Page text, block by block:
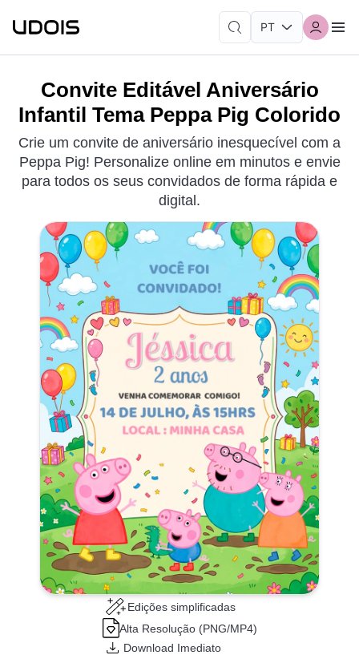
Convite Editável Aniversário
Infantil Tema Peppa Pig Colorido
Crie um convite de aniversário inesquecível com a
Peppa Pig! Personalize online em minutos e envie
para todos os seus convidados de forma rápida e
digital.
Edições simplificadas
Alta Resolução (PNG/MP4)
Download Imediato